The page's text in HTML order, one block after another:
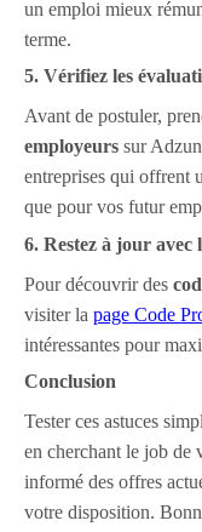
un emploi mieux
terme.
5. Vérifiez les
Avant de postuler,
employeurs sur
entreprises qui offrent
que pour vos futur
6. Restez à jour avec
Pour découvrir des
visiter la page Code
intéressantes pour
Conclusion
Tester ces astuces
en cherchant le job de
informé des offres
votre disposition.